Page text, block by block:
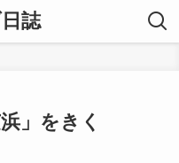
誌
」をきく